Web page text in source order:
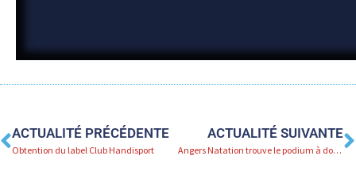
Précédent
ACTUALITÉ PRÉCÉDENTE
Obtention du label Club Handisport
ACTUALITÉ SUIVANTE
Angers Natation trouve le podium à domicile